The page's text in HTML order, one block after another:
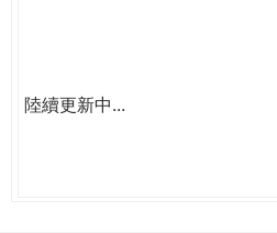
陸續更新中...